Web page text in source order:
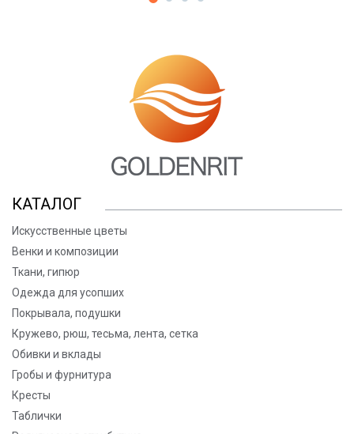
КАТАЛОГ
Искусственные цветы
Венки и композиции
Ткани, гипюр
Одежда для усопших
Покрывала, подушки
Кружево, рюш, тесьма, лента, сетка
Обивки и вклады
Гробы и фурнитура
Кресты
Таблички